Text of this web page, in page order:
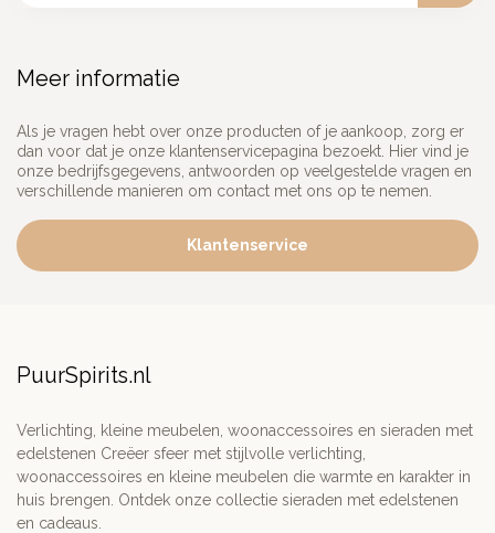
Meer informatie
Als je vragen hebt over onze producten of je aankoop, zorg er
dan voor dat je onze klantenservicepagina bezoekt. Hier vind je
onze bedrijfsgegevens, antwoorden op veelgestelde vragen en
verschillende manieren om contact met ons op te nemen.
Klantenservice
PuurSpirits.nl
Verlichting, kleine meubelen, woonaccessoires en sieraden met
edelstenen Creëer sfeer met stijlvolle verlichting,
woonaccessoires en kleine meubelen die warmte en karakter in
huis brengen. Ontdek onze collectie sieraden met edelstenen
en cadeaus.